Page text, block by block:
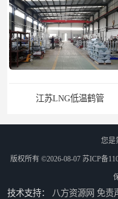
江苏LNG低温鹤管
您是
版权所有 ©2026-08-07 苏ICP备
技术支持： 八方资源网 免责